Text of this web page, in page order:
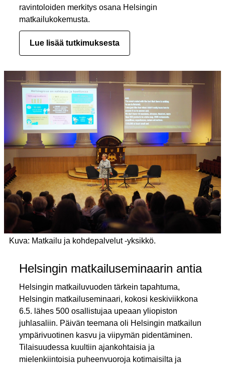
ravintoloiden merkitys osana Helsingin
matkailukokemusta.
Lue lisää tutkimuksesta
Kuva: Matkailu ja kohdepalvelut -yksikkö.
Helsingin matkailuseminaarin antia
Helsingin matkailuvuoden tärkein tapahtuma,
Helsingin matkailuseminaari, kokosi keskiviikkona
6.5. lähes 500 osallistujaa upeaan yliopiston
juhlasaliin. Päivän teemana oli Helsingin matkailun
ympärivuotinen kasvu ja viipymän pidentäminen.
Tilaisuudessa kuultiin ajankohtaisia ja
mielenkiintoisia puheenvuoroja kotimaisilta ja